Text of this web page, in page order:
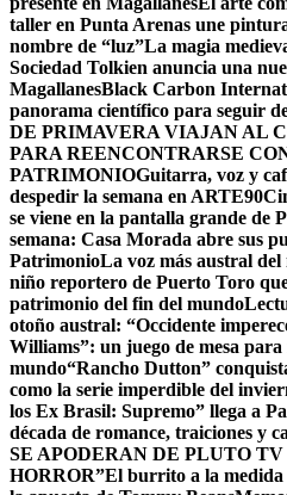
taller en Punta Arenas une
nombre de “luz”La magia
Sociedad Tolkien anuncia una
MagallanesBlack Carbon
panorama científico para seguir
DE PRIMAVERA VIAJAN AL
PARA REENCONTRARSE
PATRIMONIOGuitarra, voz y
despedir la semana en ARTE90
se viene en la pantalla grande de
semana: Casa Morada abre sus
PatrimonioLa voz más austral
niño reportero de Puerto Toro
patrimonio del fin del mundo
otoño austral: “Occidente
Williams”: un juego de mesa
mundo“Rancho Dutton”
como la serie imperdible del
los Ex Brasil: Supremo” llega a
década de romance, traiciones y
SE APODERAN DE PLUTO TV
HORROR”El burrito a la medida